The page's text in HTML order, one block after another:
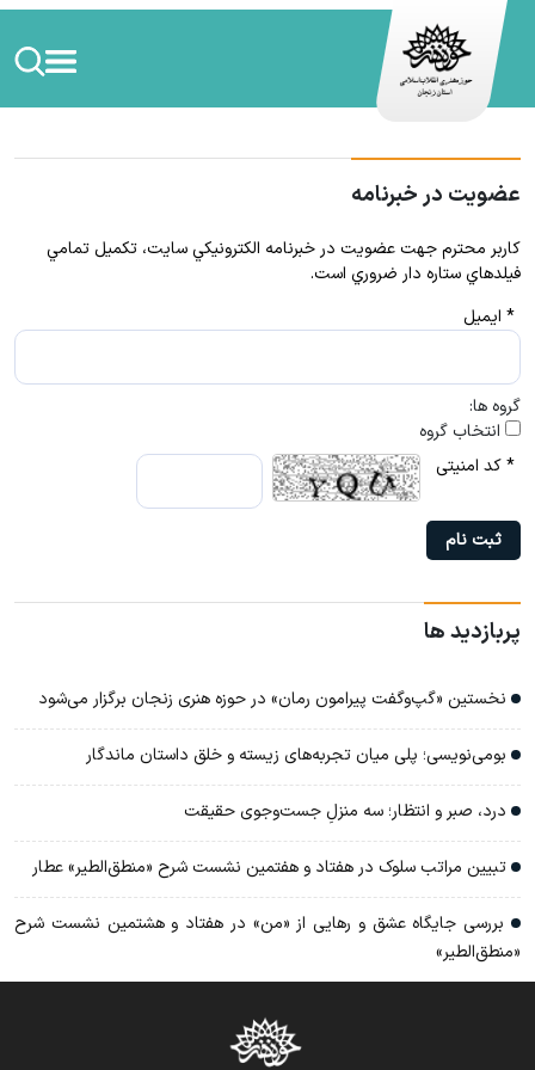
عضویت در خبرنامه
كاربر محترم جهت عضويت در خبرنامه الكترونيكي سايت، تكميل تمامي
فيلدهاي ستاره دار ضروري است.
* ایمیل
گروه ها:
انتخاب گروه
* کد امنیتی
پربازدید ها
نخستین «گپ‌وگفت پیرامون رمان» در حوزه هنری زنجان برگزار می‌شود
بومی‌نویسی؛ پلی میان تجربه‌های زیسته و خلق داستان ماندگار
درد، صبر و انتظار؛ سه منزلِ جست‌وجوی حقیقت
تبیین مراتب سلوک در هفتاد و هفتمین نشست شرح «منطق‌الطیر» عطار
بررسی جایگاه عشق و رهایی از «من» در هفتاد و هشتمین نشست شرح
«منطق‌الطیر»